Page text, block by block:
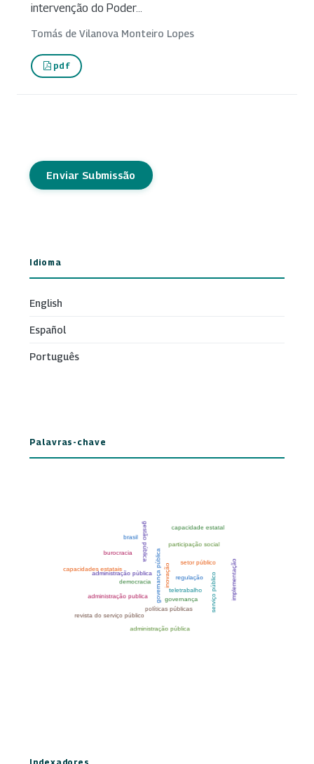
intervenção do Poder...
Tomás de Vilanova Monteiro Lopes
pdf
Enviar Submissão
Idioma
English
Español
Português
Palavras-chave